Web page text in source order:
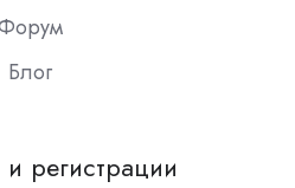
Блог
регистрации